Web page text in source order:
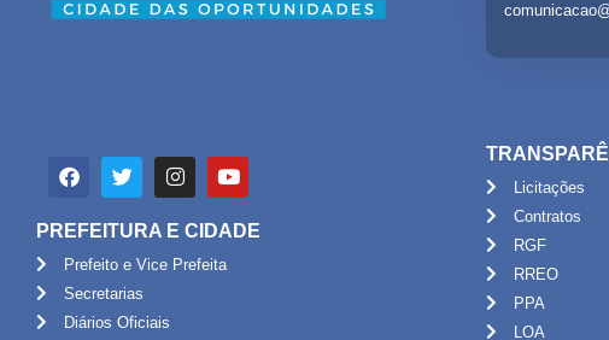
PREFEITURA E CIDADE
Prefeito e Vice Prefeita
Secretarias
Diários Oficiais
Licitações
Contratos
RGF
RREO
PPA
LOA